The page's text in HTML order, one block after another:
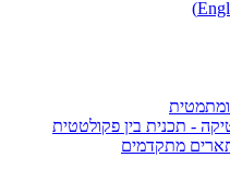
ומתמטית
- תכנית בין פקולטטית
מתקדמים